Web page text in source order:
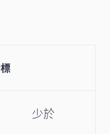
少於